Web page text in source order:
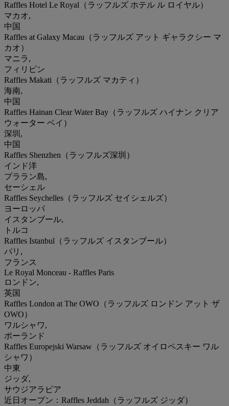
Raffles Hotel Le Royal（ラッフルズ ホテル ル ロイヤル）
マカオ,
中国
Raffles at Galaxy Macau（ラッフルズ アット ギャラクシー マ
カオ）
マニラ,
フィリピン
Raffles Makati（ラッフルズ マカティ）
海南,
中国
Raffles Hainan Clear Water Bay（ラッフルズ ハイナン クリア
ウォーター ベイ）
深圳,
中国
Raffles Shenzhen（ラッフルズ深圳）
インド洋
プララン島,
セーシェル
Raffles Seychelles（ラッフルズ セイシェルズ）
ヨーロッパ
イスタンブール,
トルコ
Raffles Istanbul（ラッフルズ イスタンブール）
パリ,
フランス
Le Royal Monceau - Raffles Paris
ロンドン,
英国
Raffles London at The OWO（ラッフルズ ロンドン アット ザ
OWO）
ワルシャワ,
ポーランド
Raffles Europejski Warsaw（ラッフルズ オイロペスキー ワル
シャワ）
中東
ジッダ,
サウジアラビア
近日オープン：Raffles Jeddah（ラッフルズ ジッダ）